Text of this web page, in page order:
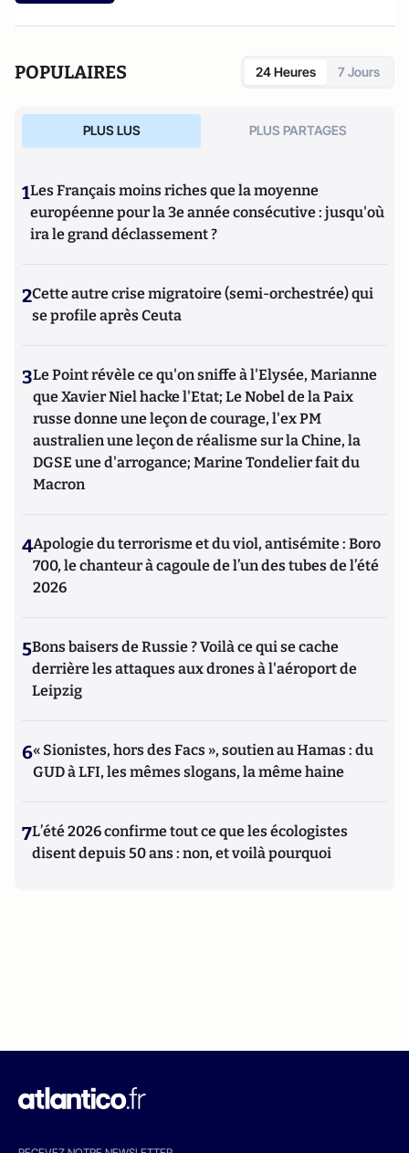
POPULAIRES 24 Heures 7 Jours
PLUS LUS PLUS PARTAGES
1Les Français moins riches que la moyenne
européenne pour la 3e année consécutive : jusqu'où
ira le grand déclassement ?
2Cette autre crise migratoire (semi-orchestrée) qui
se profile après Ceuta
3Le Point révèle ce qu'on sniffe à l'Elysée, Marianne
que Xavier Niel hacke l'Etat; Le Nobel de la Paix
russe donne une leçon de courage, l'ex PM
australien une leçon de réalisme sur la Chine, la
DGSE une d'arrogance; Marine Tondelier fait du
Macron
4Apologie du terrorisme et du viol, antisémite : Boro
700, le chanteur à cagoule de l’un des tubes de l’été
2026
5Bons baisers de Russie ? Voilà ce qui se cache
derrière les attaques aux drones à l'aéroport de
Leipzig
6« Sionistes, hors des Facs », soutien au Hamas : du
GUD à LFI, les mêmes slogans, la même haine
7L’été 2026 confirme tout ce que les écologistes
disent depuis 50 ans : non, et voilà pourquoi